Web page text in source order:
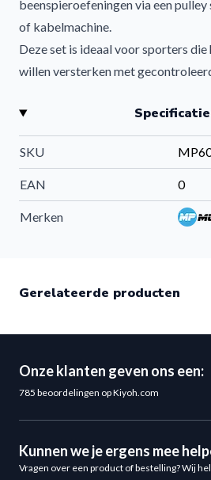
beenspieroefeningen via een
of kabelmachine.
Deze set is ideaal voor sporters die
willen versterken met
Effectieve Beentraining met Cable
De ankle cuffs maken het mogelijk
geïsoleerd te trainen. Door de
een cable machine kun je
voor spieropbouw, kracht en
Geschikt voor onder andere:
Hip abductions
Glute training
Lichtgewicht en Comfortabel
de zachte binnenzijde en flexibele
nauwelijks dat je ze draagt tijdens
SKU
EAN 0
Merken
Gerelateerde producten
Onze klanten geven ons een:
785 beoordelingen op Kiyoh.com
Kunnen we je ergens mee
Vragen over een product of bestelling? Wij